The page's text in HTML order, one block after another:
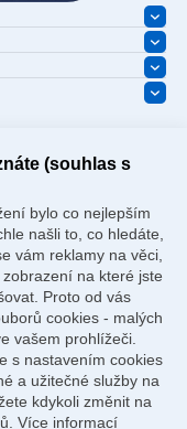
(souhlas s
bylo co nejlepším
našli to, co hledáte,
vám reklamy na věci,
na které jste
Proto od vás
cookies - malých
vašem prohlížeči.
s nastavením cookies
a užitečné služby na
kdykoli změnit na
Více informací